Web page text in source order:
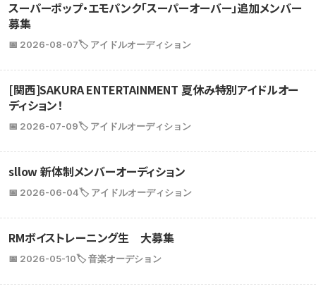
スーパーポップ・エモパンク「スーパーオーバー」追加メンバー
募集
📅 2026-08-07🏷️ アイドルオーディション
[関西]SAKURA ENTERTAINMENT 夏休み特別アイドルオー
ディション！
📅 2026-07-09🏷️ アイドルオーディション
sllow 新体制メンバーオーディション
📅 2026-06-04🏷️ アイドルオーディション
RMボイストレーニング生 大募集
📅 2026-05-10🏷️ 音楽オーデション